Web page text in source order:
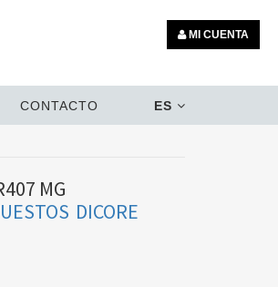
MI CUENTA
CONTACTO ES
MG
DICORE